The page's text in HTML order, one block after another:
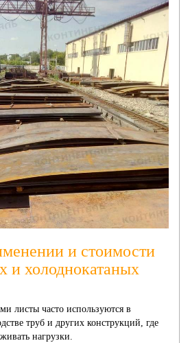
и стоимости
и холоднокатаных
листы часто используются в
труб и других конструкций, где
нагрузки.